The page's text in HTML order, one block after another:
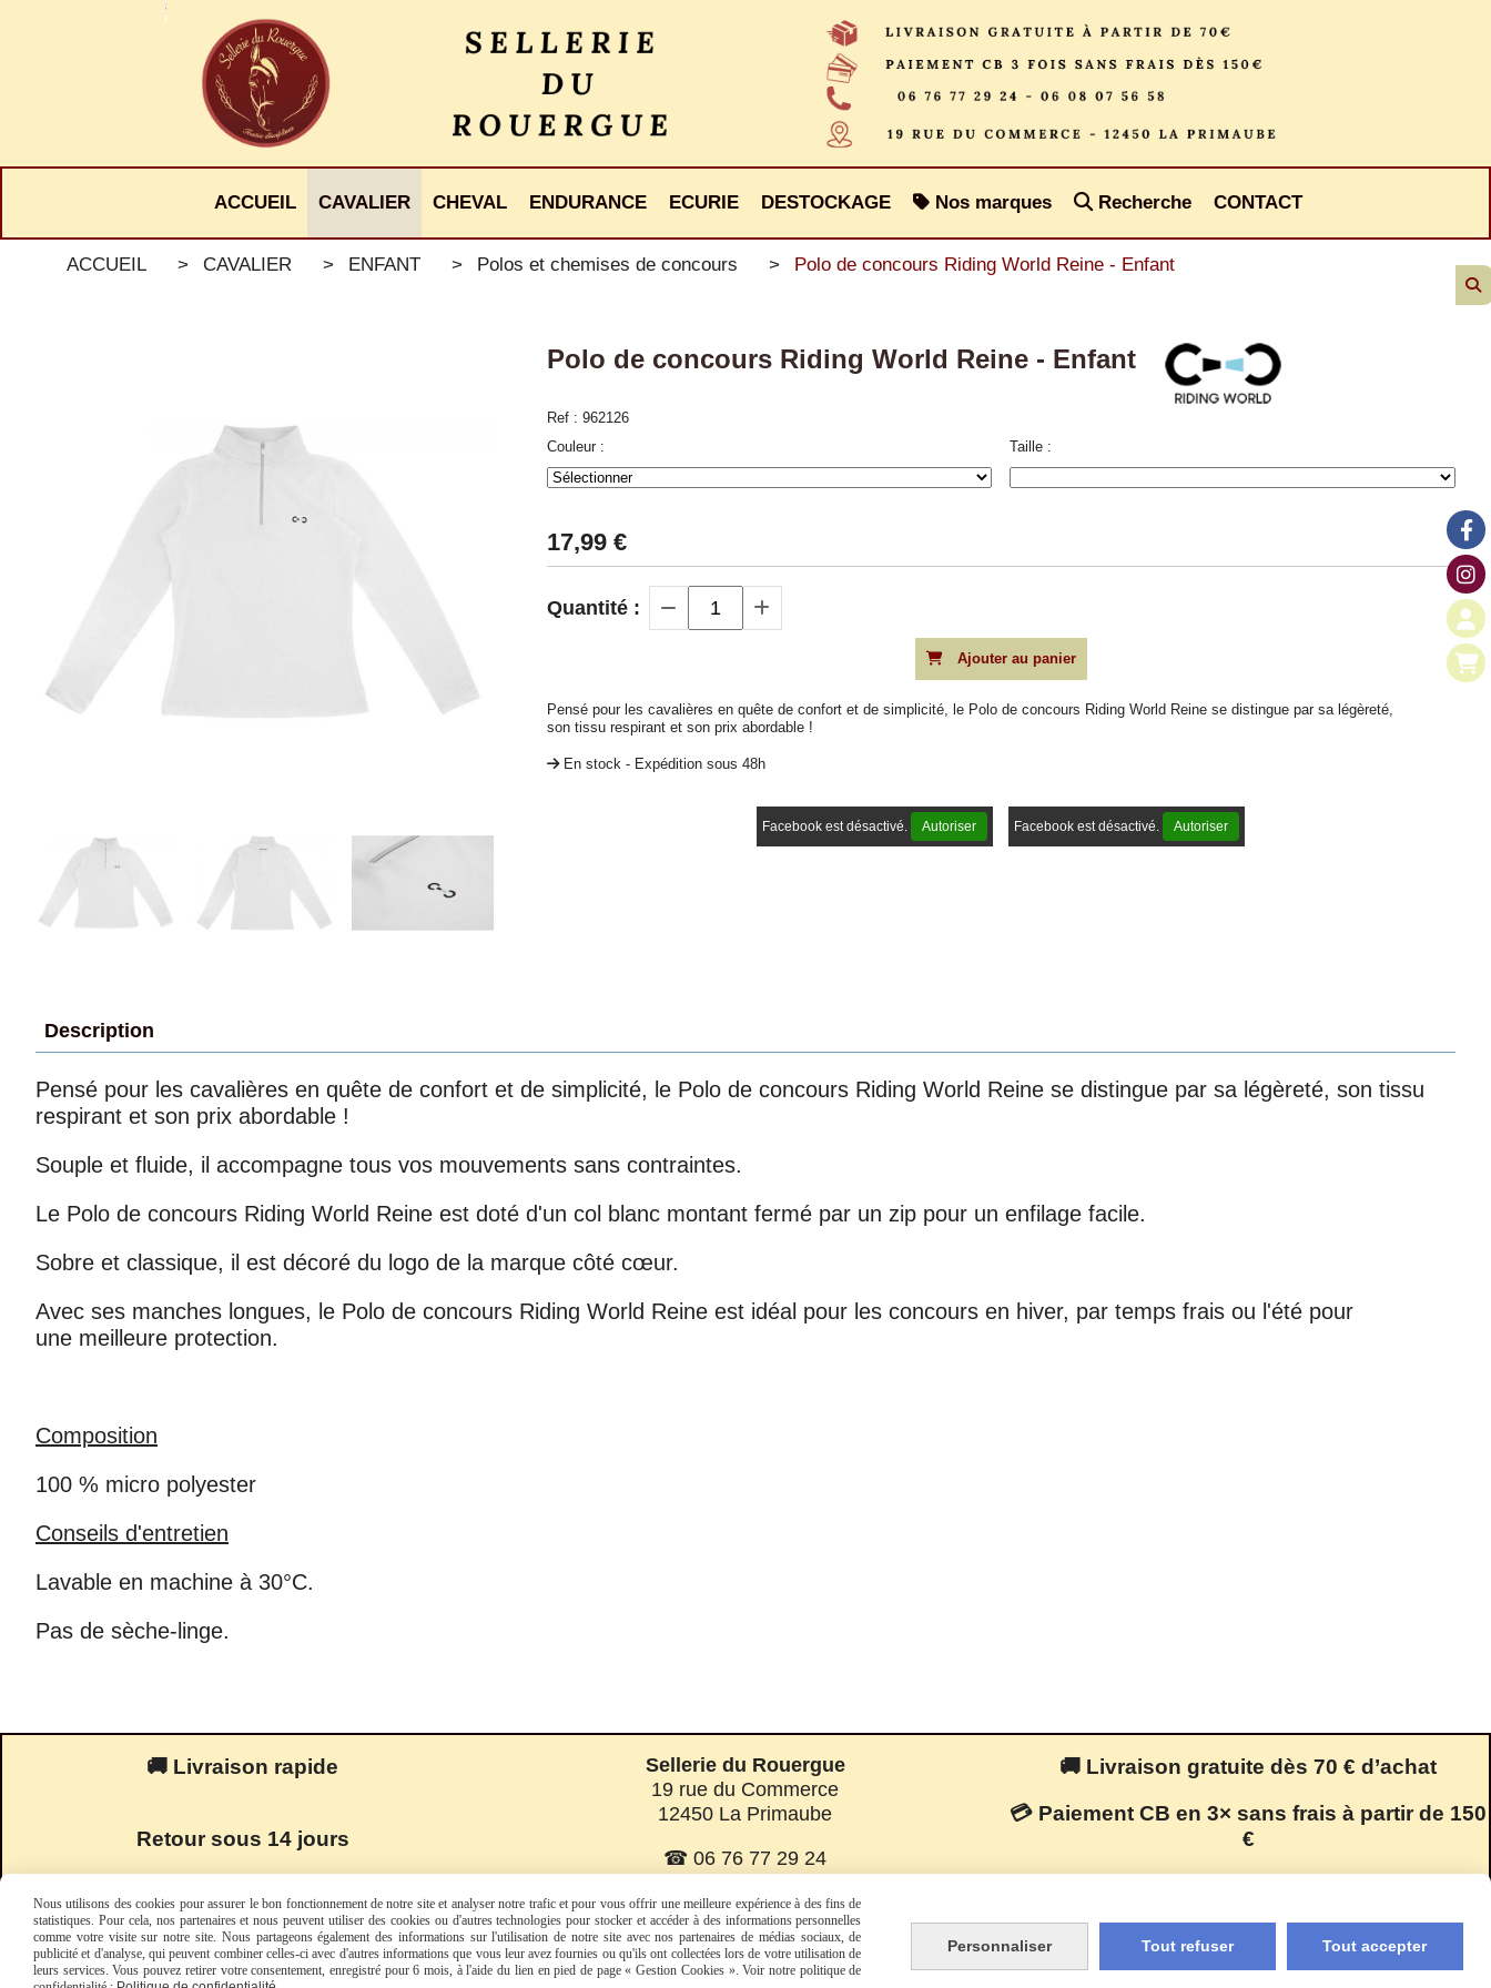
ACCUEIL CAVALIER CHEVAL ENDURANCE ECURIE DESTOCKAGE Nos marques Recherche CONTACT
ACCUEIL CAVALIER ENFANT Polos et chemises de concours Polo de concours Riding World Reine - Enfant
Polo de concours Riding World Reine - Enfant
Ref : 962126
Couleur :
Taille :
17,99€
Quantité :
Ajouter au panier
Pensé pour les cavalières en quête de confort et de simplicité, le Polo de concours Riding World Reine se distingue par sa légèreté,
son tissu respirant et son prix abordable !
En stock - Expédition sous 48h
Facebook est désactivé. Autoriser Facebook est désactivé. Autoriser
Description
Pensé pour les cavalières en quête de confort et de simplicité, le Polo de concours Riding World Reine se distingue par sa légèreté, son tissu
respirant et son prix abordable !
Souple et fluide, il accompagne tous vos mouvements sans contraintes.
Le Polo de concours Riding World Reine est doté d'un col blanc montant fermé par un zip pour un enfilage facile.
Sobre et classique, il est décoré du logo de la marque côté cœur.
Avec ses manches longues, le Polo de concours Riding World Reine est idéal pour les concours en hiver, par temps frais ou l'été pour
une meilleure protection.
Composition
100 % micro polyester
Conseils d'entretien
Lavable en machine à 30°C.
Pas de sèche-linge.
🚚 Livraison rapide
Retour sous 14 jours
Sellerie du Rouergue
19 rue du Commerce
12450 La Primaube
☎ 06 76 77 29 24
🚚 Livraison gratuite dès 70 € d’achat
💳 Paiement CB en 3× sans frais à partir de 150
€
Facebook est désactivé. Autoriser
Panneau de gestion des cookies
Nous utilisons des cookies pour assurer le bon fonctionnement de notre site et analyser notre trafic et pour vous offrir une meilleure expérience à des fins de
statistiques. Pour cela, nos partenaires et nous peuvent utiliser des cookies ou d'autres technologies pour stocker et accéder à des informations personnelles
comme votre visite sur notre site. Nous partageons également des informations sur l'utilisation de notre site avec nos partenaires de médias sociaux, de
publicité et d'analyse, qui peuvent combiner celles-ci avec d'autres informations que vous leur avez fournies ou qu'ils ont collectées lors de votre utilisation de
leurs services. Vous pouvez retirer votre consentement, enregistré pour 6 mois, à l'aide du lien en pied de page « Gestion Cookies ». Voir notre politique de
Personnaliser Tout refuser Tout accepter